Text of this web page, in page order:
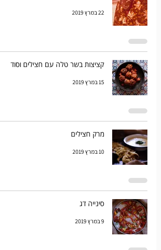
22 במרץ 2019
קציצות בשר טלה עם חצילים וסוד
15 במרץ 2019
מרק חצילים
10 במרץ 2019
סינייה דג
9 במרץ 2019